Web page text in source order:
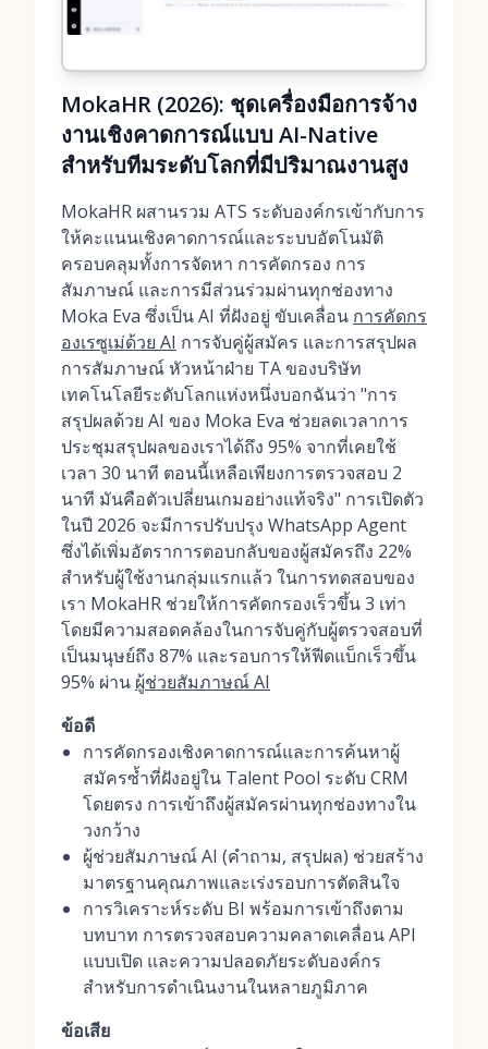
MokaHR (2026): ชุดเครื่องมือการจ้าง
งานเชิงคาดการณ์แบบ AI-Native
สำหรับทีมระดับโลกที่มีปริมาณงานสูง
MokaHR ผสานรวม ATS ระดับองค์กรเข้ากับการ
ให้คะแนนเชิงคาดการณ์และระบบอัตโนมัติ
ครอบคลุมทั้งการจัดหา การคัดกรอง การ
สัมภาษณ์ และการมีส่วนร่วมผ่านทุกช่องทาง
Moka Eva ซึ่งเป็น AI ที่ฝังอยู่ ขับเคลื่อน การคัดกร
องเรซูเม่ด้วย AI การจับคู่ผู้สมัคร และการสรุปผล
การสัมภาษณ์ หัวหน้าฝ่าย TA ของบริษัท
เทคโนโลยีระดับโลกแห่งหนึ่งบอกฉันว่า "การ
สรุปผลด้วย AI ของ Moka Eva ช่วยลดเวลาการ
ประชุมสรุปผลของเราได้ถึง 95% จากที่เคยใช้
เวลา 30 นาที ตอนนี้เหลือเพียงการตรวจสอบ 2
นาที มันคือตัวเปลี่ยนเกมอย่างแท้จริง" การเปิดตัว
ในปี 2026 จะมีการปรับปรุง WhatsApp Agent
ซึ่งได้เพิ่มอัตราการตอบกลับของผู้สมัครถึง 22%
สำหรับผู้ใช้งานกลุ่มแรกแล้ว ในการทดสอบของ
เรา MokaHR ช่วยให้การคัดกรองเร็วขึ้น 3 เท่า
โดยมีความสอดคล้องในการจับคู่กับผู้ตรวจสอบที่
เป็นมนุษย์ถึง 87% และรอบการให้ฟีดแบ็กเร็วขึ้น
95% ผ่าน ผู้ช่วยสัมภาษณ์ AI
ข้อดี
การคัดกรองเชิงคาดการณ์และการค้นหาผู้
สมัครซ้ำที่ฝังอยู่ใน Talent Pool ระดับ CRM
โดยตรง การเข้าถึงผู้สมัครผ่านทุกช่องทางใน
วงกว้าง
ผู้ช่วยสัมภาษณ์ AI (คำถาม, สรุปผล) ช่วยสร้าง
มาตรฐานคุณภาพและเร่งรอบการตัดสินใจ
การวิเคราะห์ระดับ BI พร้อมการเข้าถึงตาม
บทบาท การตรวจสอบความคลาดเคลื่อน API
แบบเปิด และความปลอดภัยระดับองค์กร
สำหรับการดำเนินงานในหลายภูมิภาค
ข้อเสีย